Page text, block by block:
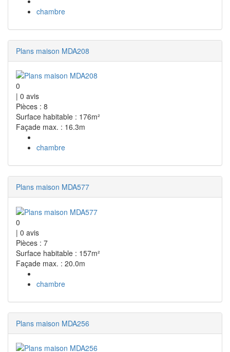
chambre
Plans maison MDA208
0
| 0 avis
Pièces : 8
Surface habitable : 176m²
Façade max. : 16.3m
chambre
Plans maison MDA577
0
| 0 avis
Pièces : 7
Surface habitable : 157m²
Façade max. : 20.0m
chambre
Plans maison MDA256